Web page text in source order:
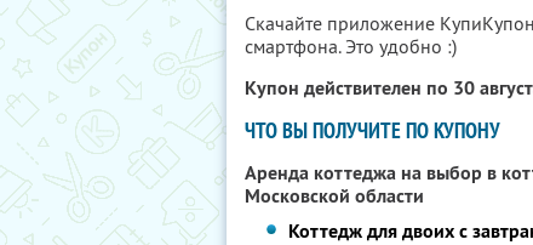
Скачайте приложение
смартфона. Это удобно :)
Купон действителен по 30
ЧТО ВЫ ПОЛУЧИТЕ ПО КУПОНУ
Аренда коттеджа на выбор в
Московской области
Коттедж для двоих с